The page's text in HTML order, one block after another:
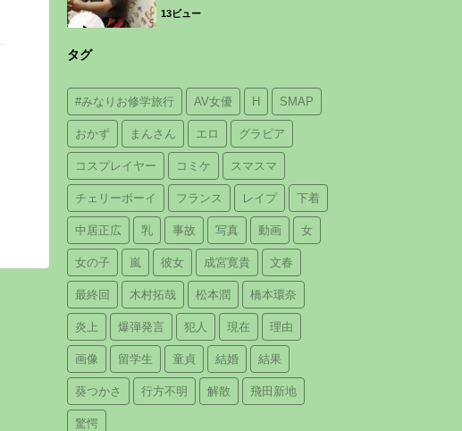
13ビュー
タグ
#みなりお修学旅行 AV女優 H SMAP
おかず まんさん エロ グラビア
コスプレイヤー コミケ スマスマ
チェリーボーイ フランス レイプ 下着
中居正広 乳 事故 写真 動画 女
女の子 嵐 彼女 成宮寛貴 文春
最終回 木村拓哉 松本潤 橋本環奈
炎上 爆弾発言 犯人 現在 理由
画像 留学生 童貞 結婚 結果
葵つかさ 行方不明 解散 飛田新地
驚愕